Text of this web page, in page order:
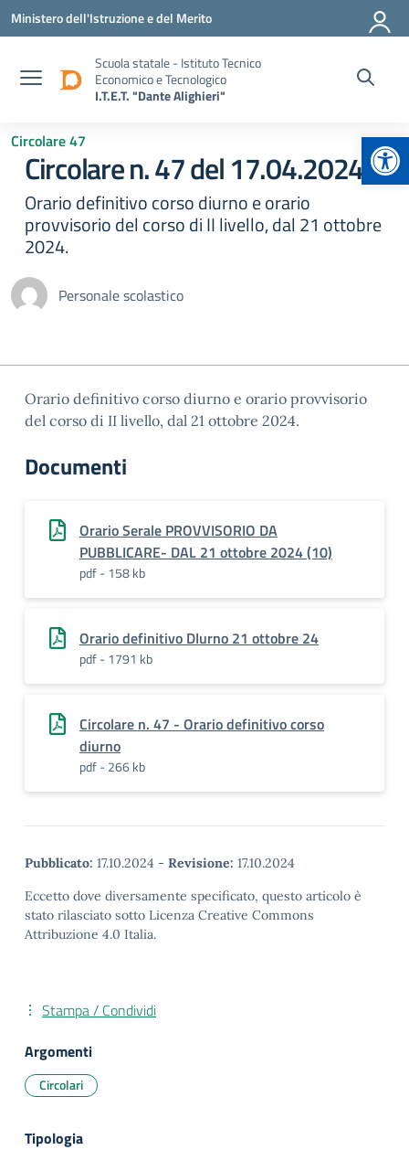
Vai ai contenuti
Vai al menu di navigazione
Vai al footer
Ministero dell'Istruzione e del Merito
Scuola statale - Istituto Tecnico
Economico e Tecnologico
I.T.E.T. "Dante Alighieri"
Circolare 47
Circolare n. 47 del 17.04.2024
Orario definitivo corso diurno e orario
provvisorio del corso di II livello, dal 21 ottobre
2024.
Personale scolastico
Orario definitivo corso diurno e orario provvisorio
del corso di II livello, dal 21 ottobre 2024.
Documenti
Orario Serale PROVVISORIO DA
PUBBLICARE- DAL 21 ottobre 2024 (10)
pdf - 158 kb
Orario definitivo DIurno 21 ottobre 24
pdf - 1791 kb
Circolare n. 47 - Orario definitivo corso
diurno
pdf - 266 kb
Pubblicato: 17.10.2024 - Revisione: 17.10.2024
Eccetto dove diversamente specificato, questo articolo è
stato rilasciato sotto Licenza Creative Commons
Attribuzione 4.0 Italia.
Stampa / Condividi
Argomenti
Circolari
Tipologia